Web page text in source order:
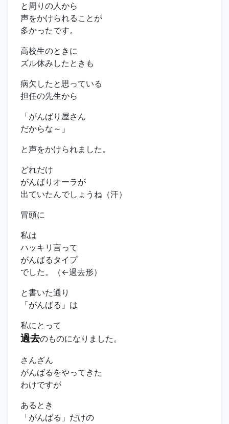
と周りの人から
声をかけられることが
多かったです。
高校生のときに
ズル休みしたときも
病欠したと思っている
担任の先生から
「がんばり屋さん
だからな～」
と声をかけられました。
どれだけ
がんばりオーラが
出ていたんでしょうね（汗）
冒頭に
私は
ハッキリ言って
がんばるタイプ
でした。（←過去形）
と書いた通り
「がんばる」は
私にとって
過去のものになりました。
さんざん
がんばるをやってきた
わけですが
あるとき
「がんばる」だけの